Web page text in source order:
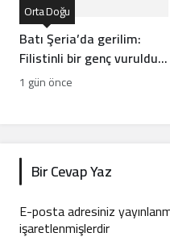
Batı Şeria’da gerilim:
Filistinli bir genç vuruldu,
sınıflar yıkıldı
Orta Doğu
1 gün önce
Bir Cevap Yaz
E-posta adresiniz
işaretlenmişlerdir